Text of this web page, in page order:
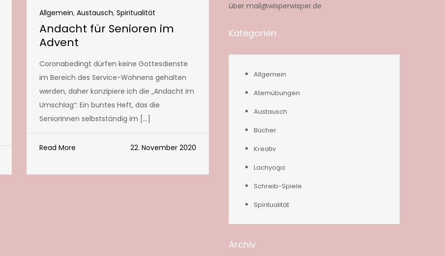
Allgemein, Austausch, Spiritualität
Andacht für Senioren im
Advent
Coronabedingt dürfen keine Gottesdienste
im Bereich des Service-Wohnens gehalten
werden, daher konzipiere ich die „Andacht im
Umschlag“: Ein buntes Heft, das die
SeniorInnen selbstständig im […]
Read More 22. November 2020
über mail@wisperwisper.de
Kategorien
Allgemein
Atemübungen
Austausch
Bücher
Kreativ
Lachyoga
Schreib-Spiele
Spiritualität
Archiv